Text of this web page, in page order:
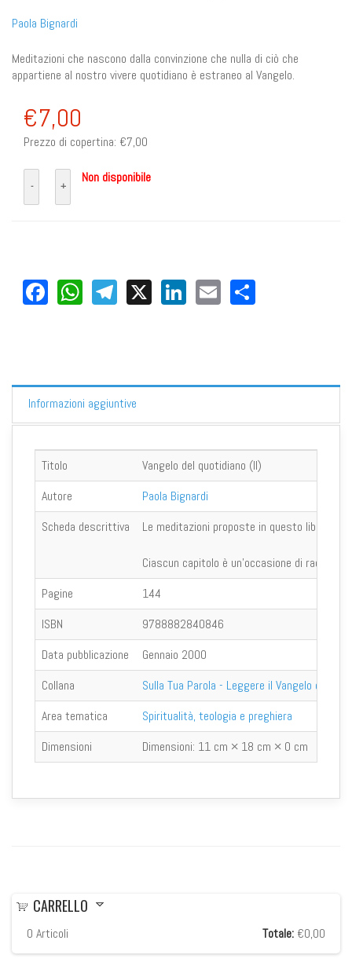
Paola Bignardi
Meditazioni che nascono dalla convinzione che nulla di ciò che
appartiene al nostro vivere quotidiano è estraneo al Vangelo.
€7,00
Prezzo di copertina: €7,00
Non disponibile
Facebook
WhatsApp
Telegram
X LinkedIn
Email
Informazioni aggiuntive
Titolo
Vangelo del quotidiano (Il)
Autore
Paola Bignardi
Scheda descrittiva
Le meditazioni proposte in questo libro
Ciascun capitolo è un’occasione di
Pagine
144
ISBN
9788882840846
Data pubblicazione
Gennaio 2000
Collana
Sulla Tua Parola - Leggere il Vangelo oggi
Area tematica
Spiritualità, teologia e preghiera
Dimensioni
Dimensioni: 11 cm × 18 cm × 0 cm
CARRELLO
0 Articoli Totale: €0,00